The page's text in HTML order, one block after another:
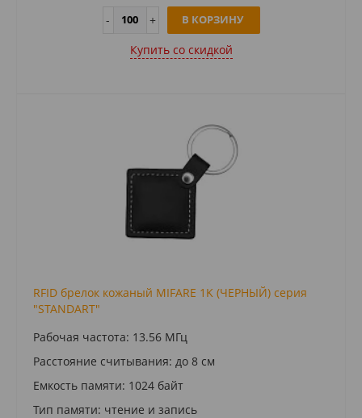
В КОРЗИНУ
Купить cо скидкой
RFID брелок кожаный MIFARE 1K (ЧЕРНЫЙ) серия
"STANDART"
Рабочая частота: 13.56 МГц
Расстояние считывания: до 8 см
Емкость памяти: 1024 байт
Тип памяти: чтение и запись